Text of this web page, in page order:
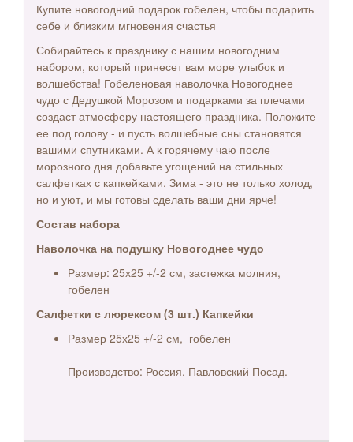
Купите новогодний подарок гобелен, чтобы подарить
себе и близким мгновения счастья
Собирайтесь к празднику с нашим новогодним
набором, который принесет вам море улыбок и
волшебства! Гобеленовая наволочка Новогоднее
чудо с Дедушкой Морозом и подарками за плечами
создаст атмосферу настоящего праздника. Положите
ее под голову - и пусть волшебные сны становятся
вашими спутниками. А к горячему чаю после
морозного дня добавьте угощений на стильных
салфетках с капкейками. Зима - это не только холод,
но и уют, и мы готовы сделать ваши дни ярче!
Состав набора
Наволочка на подушку Новогоднее чудо
Размер: 25х25 +/-2 см, застежка молния,
гобелен
Салфетки с люрексом (3 шт.) Капкейки
Размер 25х25 +/-2 см, гобелен
Производство: Россия. Павловский Посад.